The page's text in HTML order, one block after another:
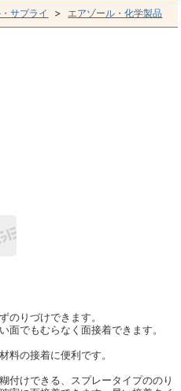
サプライ > エアゾール・化学製品
のりづけできます。
面でもむらなく面接着できます。
料の接着に便利です。
付けできる、スプレータイプののり